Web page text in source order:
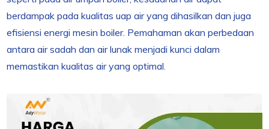
berdampak pada kualitas uap air yang dihasilkan dan juga
efisiensi energi mesin boiler. Pemahaman akan perbedaan
antara air sadah dan air lunak menjadi kunci dalam
memastikan kualitas air yang optimal.